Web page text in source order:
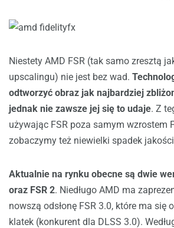
Niestety AMD FSR (tak samo zresztą
upscalingu) nie jest bez wad.
odtworzyć obraz jak najbardziej
jednak nie zawsze jej się to udaje. Z
używając FSR poza samym wzrostem
zobaczymy też niewielki spadek
Aktualnie na rynku obecne są dwie
oraz FSR 2. Niedługo AMD ma
nowszą odsłonę FSR 3.0, które ma się
klatek (konkurent dla DLSS 3.0).